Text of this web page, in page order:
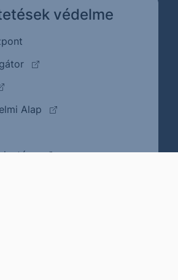
védelme
(külső oldalra ugrik)
oldalra ugrik)
Alap
(külső oldalra ugrik)
(külső oldalra ugrik)